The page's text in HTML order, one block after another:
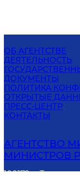
ОБ АГЕНТСТВЕ
ДЕЯТЕЛЬНОСТЬ
ДОКУМЕНТЫ
ПОЛИТИКА
ОТКРЫТЫЕ
ПРЕСС-ЦЕНТР
КОНТАКТЫ
АГЕНТСТВО
МИНИСТРОВ
100179, г.